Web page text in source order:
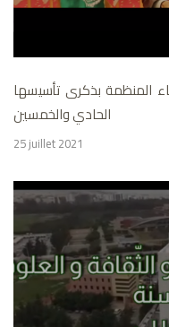
المنظمة بذكرى تأسيسها
الحادي والخمسين
25 juillet 2021